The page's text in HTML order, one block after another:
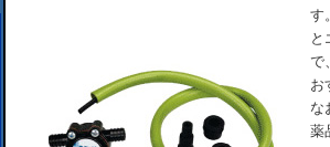
す
と
で
お
な
薬